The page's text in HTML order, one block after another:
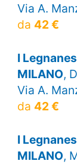
Via A.
da 42 €
I
MILANO,
Via A.
da 42 €
I
MILANO,